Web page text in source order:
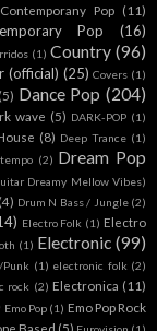
Contemporany Pop (11)
Pop
(16)
(1) Country (96)
(official) (25) Covers (1)
(5) Dance Pop (204)
wave (5) DARK-POP (1)
(8) Deep Trance (1)
(2) Dream Pop
Dreamy Mellow Vibes)
(4) Drum N Bass / Jungle (2)
Electro Folk (1) Electro
(1) Electronic (99)
Punk (1) electronic folk (2)
rock (2) Electronica (11)
Emo Pop (1) Emo Pop Rock
Based (5)